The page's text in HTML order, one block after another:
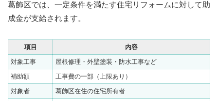
葛飾区では、一定条件を満たす住宅リフォームに対して助
成金が支給されます。
項目
内容
対象工事
屋根修理・外壁塗装・防水工事など
補助額
工事費の一部（上限あり）
対象者
葛飾区在住の住宅所有者